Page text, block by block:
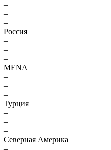
–
–
–
Россия
–
–
–
MENA
–
–
–
Турция
–
–
–
Северная Америка
–